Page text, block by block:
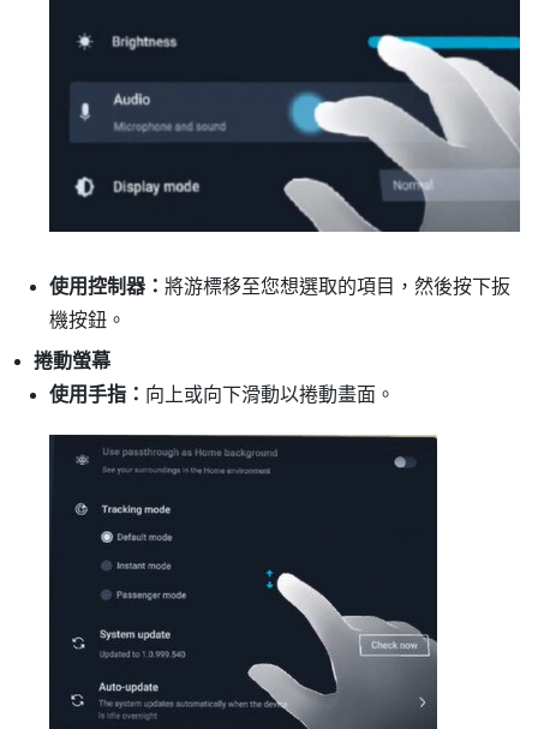
使用控制器： 將游標移至您想選取的項目，然後按下扳
機按鈕。
捲動螢幕
使用手指： 向上或向下滑動以捲動畫面。